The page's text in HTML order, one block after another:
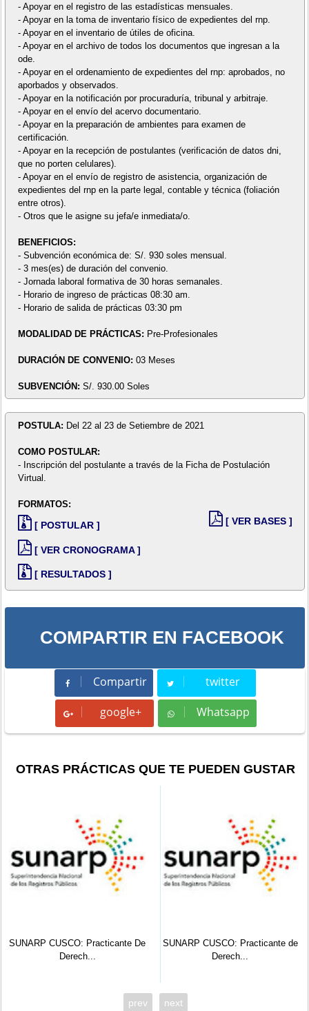
- Apoyar en el registro de las estadísticas mensuales.
- Apoyar en la toma de inventario físico de expedientes del rnp.
- Apoyar en el inventario de útiles de oficina.
- Apoyar en el archivo de todos los documentos que ingresan a la
ode.
- Apoyar en el ordenamiento de expedientes del rnp: aprobados, no
aporbados y observados.
- Apoyar en la notificación por procuraduría, tribunal y arbitraje.
- Apoyar en el envío del acervo documentario.
- Apoyar en la preparación de ambientes para examen de
certificación.
- Apoyar en la recepción de postulantes (verificación de datos dni,
que no porten celulares).
- Apoyar en el envío de registro de asistencia, organización de
expedientes del rnp en la parte legal, contable y técnica (foliación
entre otros).
- Otros que le asigne su jefa/e inmediata/o.
BENEFICIOS:
- Subvención económica de: S/. 930 soles mensual.
- 3 mes(es) de duración del convenio.
- Jornada laboral formativa de 30 horas semanales.
- Horario de ingreso de prácticas 08:30 am.
- Horario de salida de prácticas 03:30 pm
MODALIDAD DE PRÁCTICAS: Pre-Profesionales
DURACIÓN DE CONVENIO: 03 Meses
SUBVENCIÓN: S/. 930.00 Soles
POSTULA: Del 22 al 23 de Setiembre de 2021
COMO POSTULAR:
- Inscripción del postulante a través de la Ficha de Postulación
Virtual.
FORMATOS:
[ POSTULAR ]
[ VER CRONOGRAMA ]
[ RESULTADOS ]
[ VER BASES ]
COMPARTIR EN FACEBOOK
Compartir
Compartir twitter
Tweet
google+ Whatsapp
Whatsapp
OTRAS PRÁCTICAS QUE TE PUEDEN GUSTAR
SUNARP CUSCO: Practicante De
Derech...
SUNARP CUSCO: Practicante de
Derech...
prev next